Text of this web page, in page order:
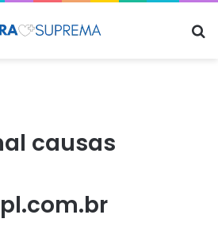
causas